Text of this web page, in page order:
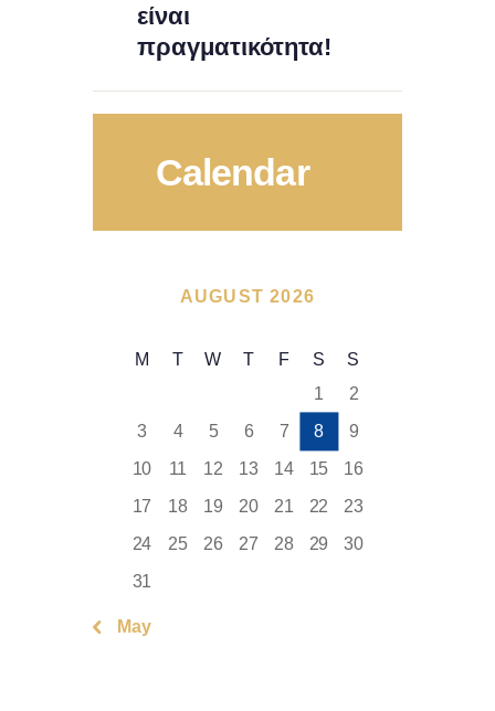
είναι
πραγματικότητα!
Calendar
AUGUST 2026
M T W T F S
S
1
2
3
4 5 6 7 8
9
10
11 12 13 14 15
16
17
18 19 20 21 22
23
24
25 26 27 28 29
30
31
« May